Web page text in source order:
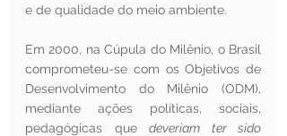
e de qualidade do meio ambiente.
Em 2000, na Cúpula do Milênio, o Brasil
comprometeu-se com os Objetivos de
Desenvolvimento do Milênio (ODM),
mediante ações políticas, sociais,
pedagógicas que deveriam ter sido